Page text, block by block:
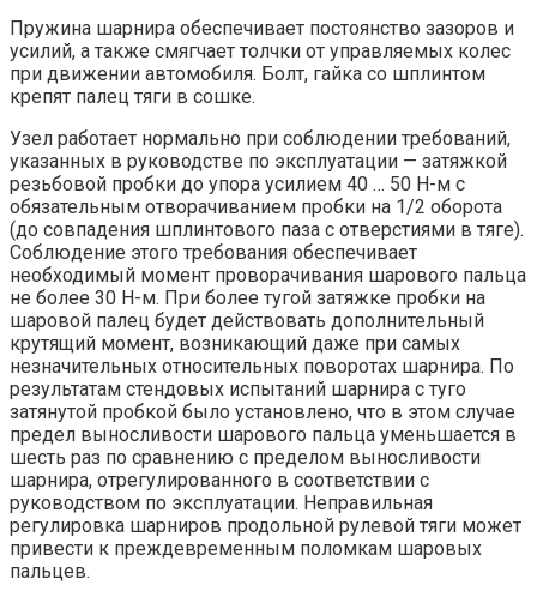
Пружина шарнира обеспечивает постоянство зазоров и
усилий, а также смягчает толчки от управляемых колес
при движении автомобиля. Болт, гайка со шплинтом
крепят палец тяги в сошке.
Узел работает нормально при соблюдении требований,
указанных в руководстве по эксплуатации — затяжкой
резьбовой пробки до упора усилием 40 … 50 Н-м с
обязательным отворачиванием пробки на 1/2 оборота
(до совпадения шплинтового паза с отверстиями в тяге).
Соблюдение этого требования обеспечивает
необходимый момент проворачивания шарового пальца
не более 30 Н-м. При более тугой затяжке пробки на
шаровой палец будет действовать дополнительный
крутящий момент, возникающий даже при самых
незначительных относительных поворотах шарнира. По
результатам стендовых испытаний шарнира с туго
затянутой пробкой было установлено, что в этом случае
предел выносливости шарового пальца уменьшается в
шесть раз по сравнению с пределом выносливости
шарнира, отрегулированного в соответствии с
руководством по эксплуатации. Неправильная
регулировка шарниров продольной рулевой тяги может
привести к преждевременным поломкам шаровых
пальцев.